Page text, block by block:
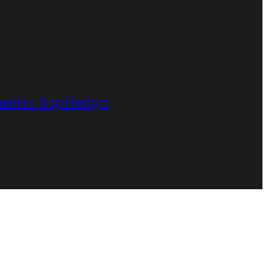
RapDesign